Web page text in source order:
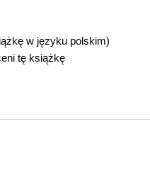
w języku polskim)
tę książkę